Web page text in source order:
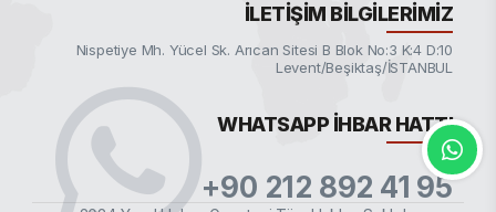
İLETIŞIM BILGILERIMIZ
Nispetiye Mh. Yücel Sk. Arıcan Sitesi B Blok No:3 K:4 D:10
Levent/Beşiktaş/İSTANBUL
WHATSAPP İHBAR HATTI
+90 212 892 41 95